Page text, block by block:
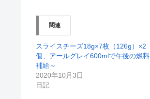
ィ
ド
開
き
ま
す
)
く
新
し
い
ィ
ン
関連
スライスチーズ18g×7枚（126g）×2
個、アールグレイ600mlで午後の燃料
補給～
2020年10月3日
日記